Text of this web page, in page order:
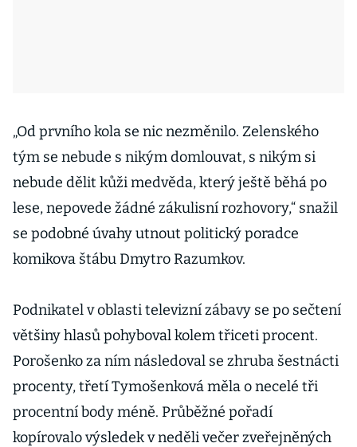
„Od prvního kola se nic nezměnilo. Zelenského
tým se nebude s nikým domlouvat, s nikým si
nebude dělit kůži medvěda, který ještě běhá po
lese, nepovede žádné zákulisní rozhovory,“ snažil
se podobné úvahy utnout politický poradce
komikova štábu Dmytro Razumkov.
Podnikatel v oblasti televizní zábavy se po sečtení
většiny hlasů pohyboval kolem třiceti procent.
Porošenko za ním následoval se zhruba šestnácti
procenty, třetí Tymošenková měla o necelé tři
procentní body méně. Průběžné pořadí
kopírovalo výsledek v neděli večer zveřejněných